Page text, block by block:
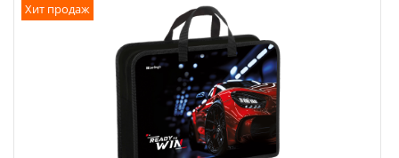
Хит продаж